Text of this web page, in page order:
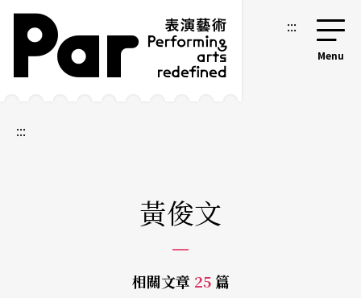
跳到主要內容區塊
網站導覽 :::
:::
黃俊文
相關文章 25篇